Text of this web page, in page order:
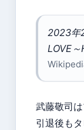
2023年
LOVE
武藤敬司
引退後も